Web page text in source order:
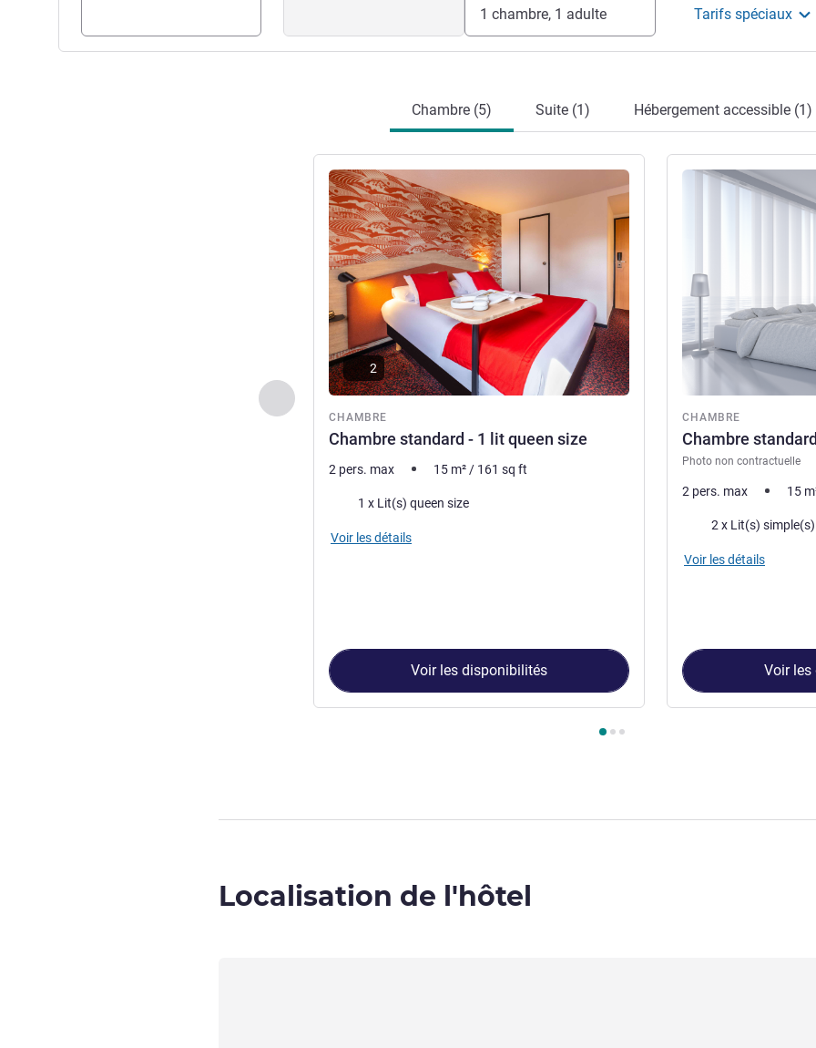
1 chambre, 1 adulte Tarifs spéciaux
Chambre (5) Suite (1) Hébergement accessible (1)
Précédent - Chambre
CHAMBRE
Chambre standard - 1 lit queen size
Voir les détails
2
2 pers. max 15 m² / 161 sq ft
Literie1 x Lit(s) queen size
Voir les détails
Voir les disponibilités
CHAMBRE
Chambre
Photo non contractuelle
Voir les détails
2 pers. max 15
Literie2 x Lit(s) simple(s)
Voir les détails
Voir
Localisation de l'hôtel